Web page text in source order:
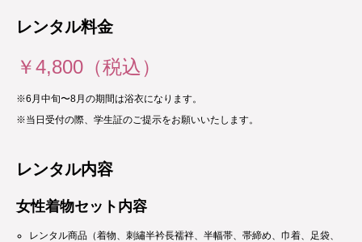
レンタル料金
￥4,800（税込）
※6月中旬〜8月の期間は浴衣になります。
※当日受付の際、学生証のご提示をお願いいたします。
レンタル内容
女性着物セット内容
レンタル商品（着物、刺繡半衿長襦袢、半幅帯、帯締め、巾着、足袋、